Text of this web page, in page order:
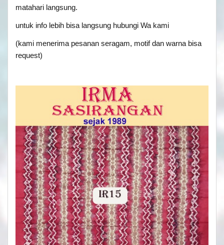
matahari langsung.
untuk info lebih bisa langsung hubungi Wa kami
(kami menerima pesanan seragam, motif dan warna bisa
request)